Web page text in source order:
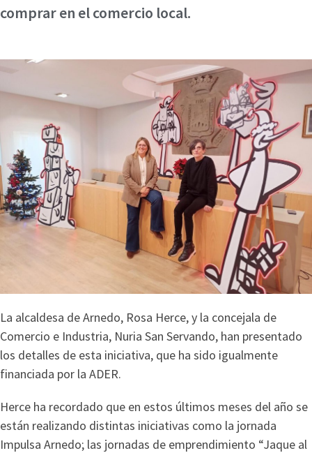
comprar en el comercio local.
La alcaldesa de Arnedo, Rosa Herce, y la concejala de
Comercio e Industria, Nuria San Servando, han presentado
los detalles de esta iniciativa, que ha sido igualmente
financiada por la ADER.
Herce ha recordado que en estos últimos meses del año se
están realizando distintas iniciativas como la jornada
Impulsa Arnedo; las jornadas de emprendimiento “Jaque al